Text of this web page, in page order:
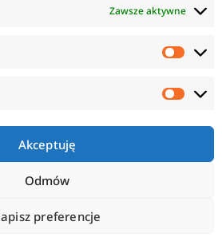
Zawsze aktywne
Akceptuję
Odmów
preferencje
Wszystkie prawa zastrzeżone.
Netidea.pl